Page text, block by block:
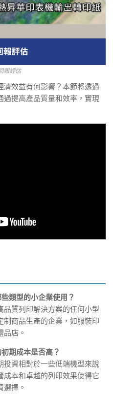
報評估
濟效益有何影響？本節將透過
過提高產品質量和效率，實現
類型的小企業使用？
品質列印解決方案的任何小型
制商品生產的企業，如服裝印
品店。
期成本是否高？
投資相對於一些低端機型來說
成本和卓越的列印效果使得它
選擇。